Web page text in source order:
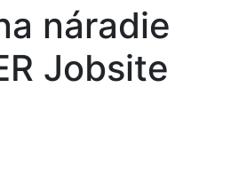
náradie
Jobsite